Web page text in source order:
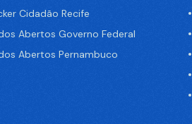
Cidadão Recife
Abertos Governo Federal
Abertos Pernambuco